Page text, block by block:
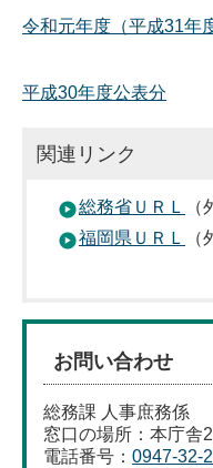
令和元年度（平成31年
平成30年度公表分
関連リンク
総務省ＵＲＬ
福岡県ＵＲＬ
お問い合わせ
総務課 人事庶務係
窓口の場所：本庁舎
電話番号： 0947-32-